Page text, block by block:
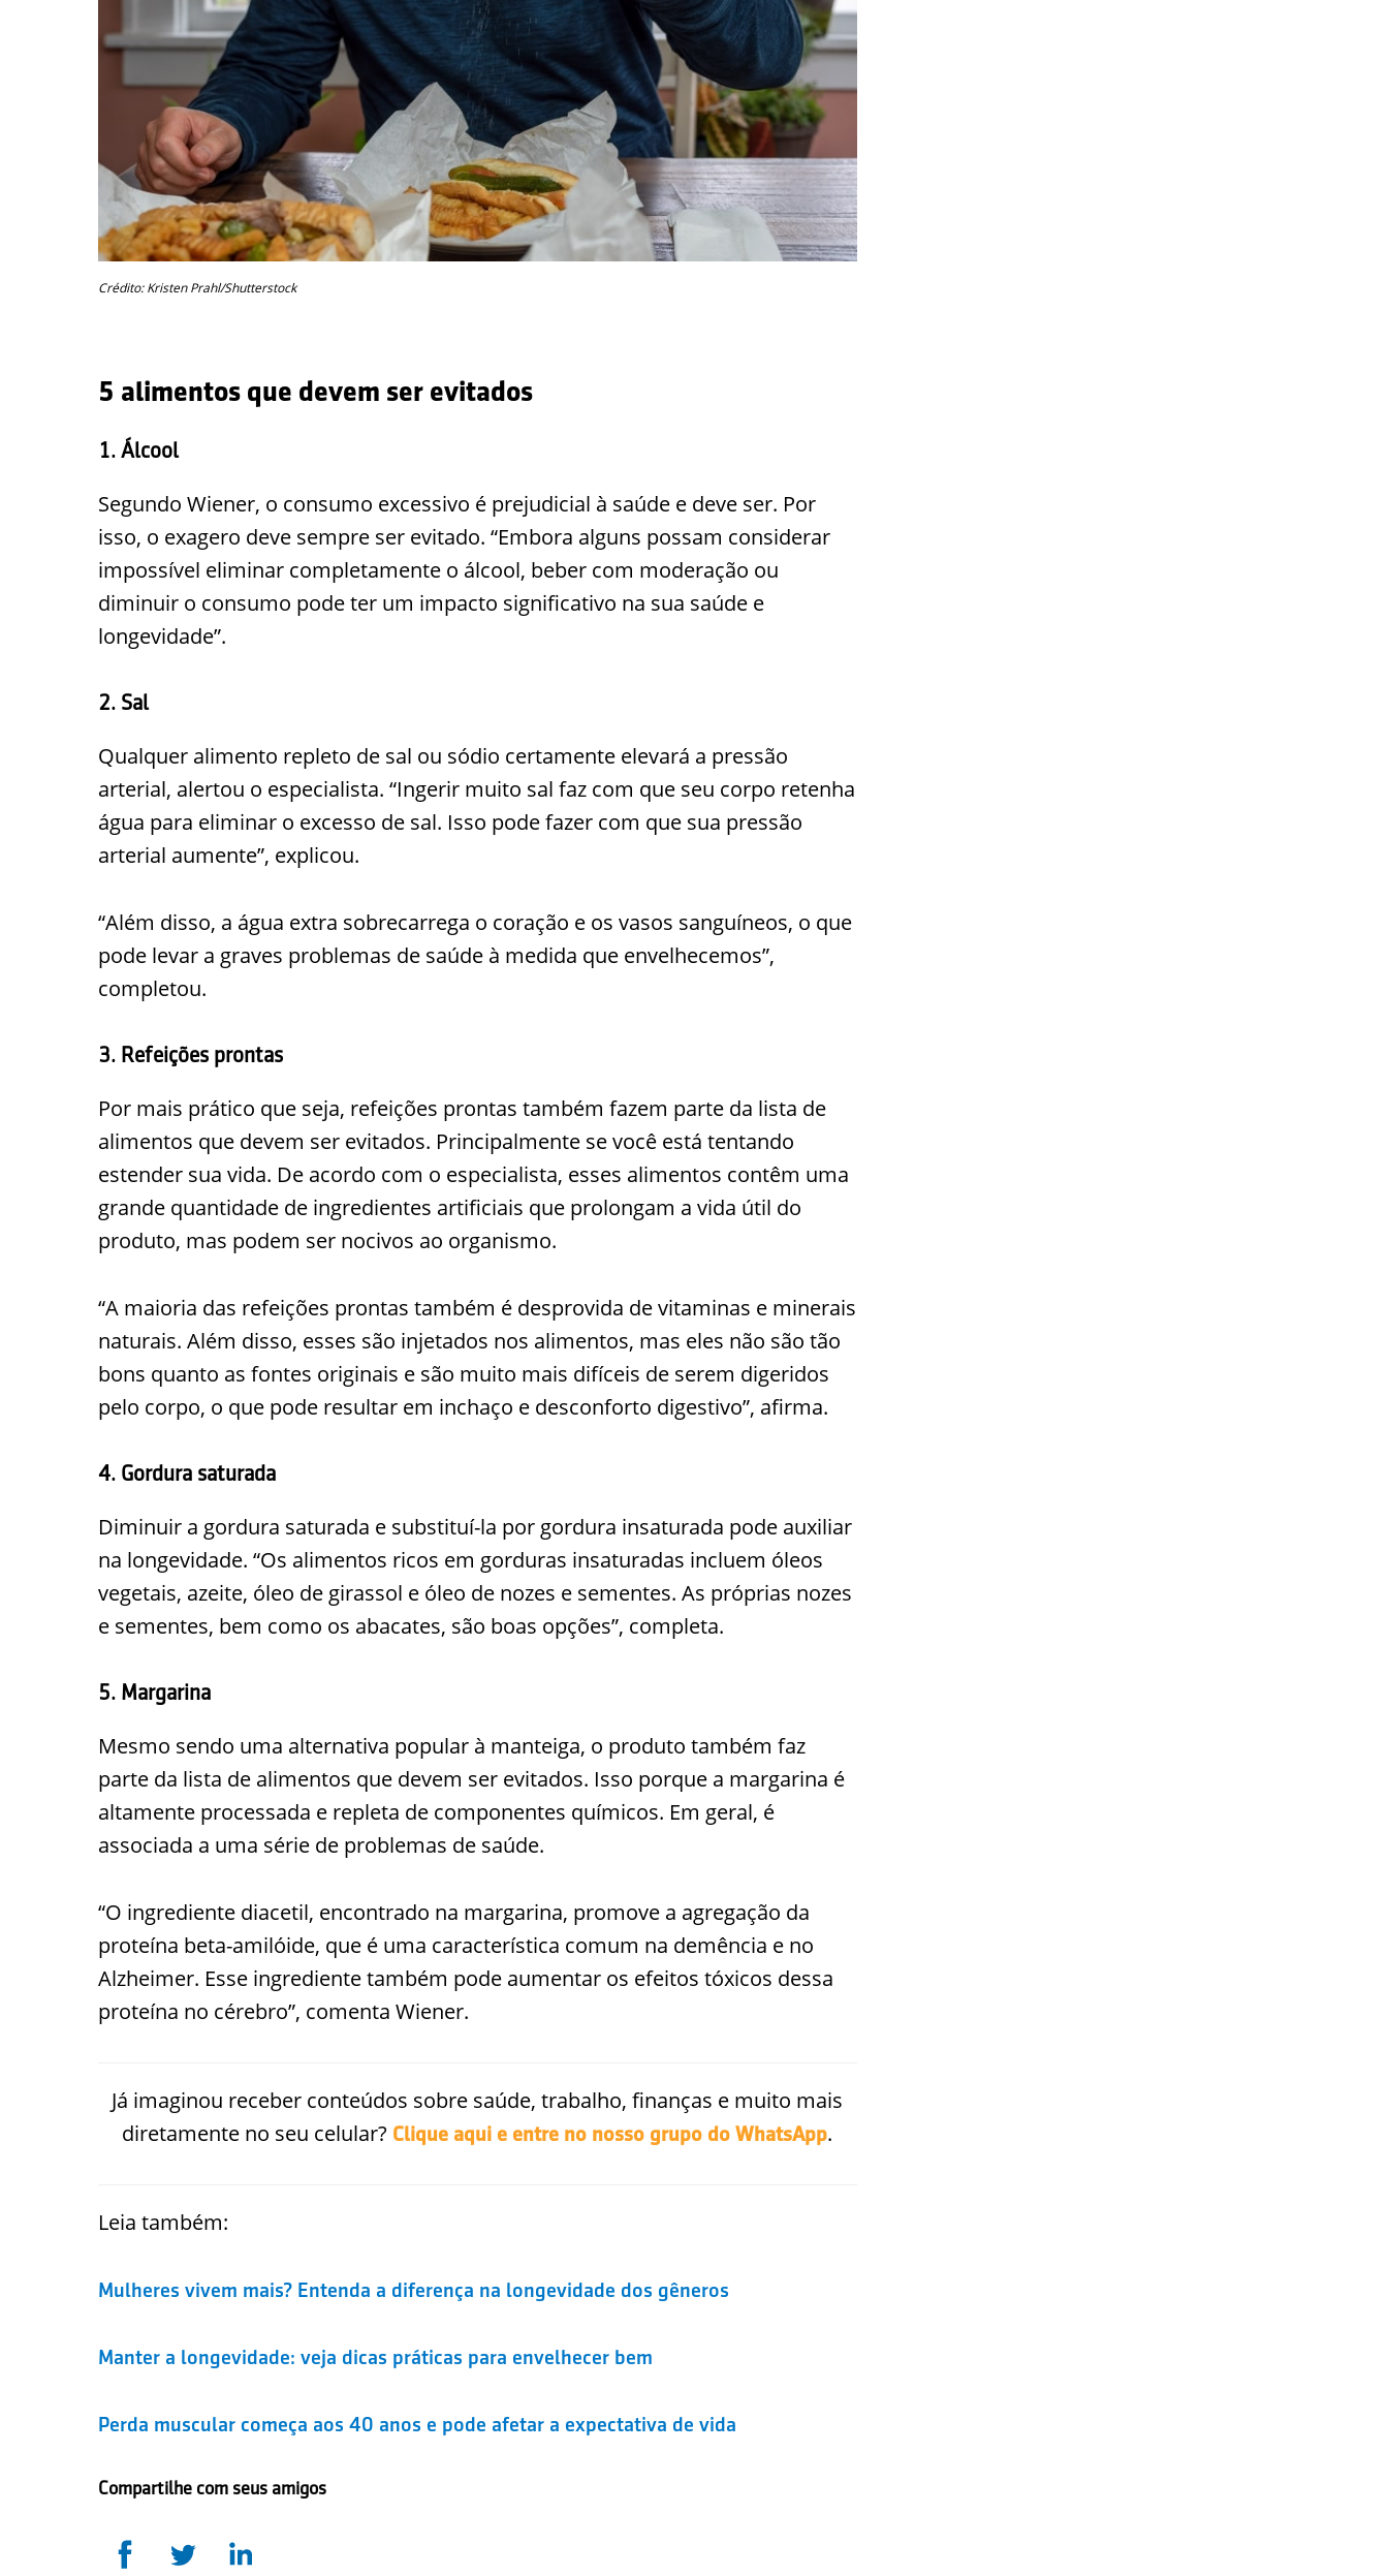
Crédito: Kristen Prahl/Shutterstock
5 alimentos que devem ser evitados
1. Álcool
Segundo Wiener, o consumo excessivo é prejudicial à saúde e deve ser. Por
isso, o exagero deve sempre ser evitado. “Embora alguns possam considerar
impossível eliminar completamente o álcool, beber com moderação ou
diminuir o consumo pode ter um impacto significativo na sua saúde e
longevidade”.
2. Sal
Qualquer alimento repleto de sal ou sódio certamente elevará a pressão
arterial, alertou o especialista. “Ingerir muito sal faz com que seu corpo retenha
água para eliminar o excesso de sal. Isso pode fazer com que sua pressão
arterial aumente”, explicou.
“Além disso, a água extra sobrecarrega o coração e os vasos sanguíneos, o que
pode levar a graves problemas de saúde à medida que envelhecemos”,
completou.
3. Refeições prontas
Por mais prático que seja, refeições prontas também fazem parte da lista de
alimentos que devem ser evitados. Principalmente se você está tentando
estender sua vida. De acordo com o especialista, esses alimentos contêm uma
grande quantidade de ingredientes artificiais que prolongam a vida útil do
produto, mas podem ser nocivos ao organismo.
“A maioria das refeições prontas também é desprovida de vitaminas e minerais
naturais. Além disso, esses são injetados nos alimentos, mas eles não são tão
bons quanto as fontes originais e são muito mais difíceis de serem digeridos
pelo corpo, o que pode resultar em inchaço e desconforto digestivo”, afirma.
4. Gordura saturada
Diminuir a gordura saturada e substituí-la por gordura insaturada pode auxiliar
na longevidade. “Os alimentos ricos em gorduras insaturadas incluem óleos
vegetais, azeite, óleo de girassol e óleo de nozes e sementes. As próprias nozes
e sementes, bem como os abacates, são boas opções”, completa.
5. Margarina
Mesmo sendo uma alternativa popular à manteiga, o produto também faz
parte da lista de alimentos que devem ser evitados. Isso porque a margarina é
altamente processada e repleta de componentes químicos. Em geral, é
associada a uma série de problemas de saúde.
“O ingrediente diacetil, encontrado na margarina, promove a agregação da
proteína beta-amilóide, que é uma característica comum na demência e no
Alzheimer. Esse ingrediente também pode aumentar os efeitos tóxicos dessa
proteína no cérebro”, comenta Wiener.
Já imaginou receber conteúdos sobre saúde, trabalho, finanças e muito mais
diretamente no seu celular? Clique aqui e entre no nosso grupo do WhatsApp.
Leia também:
Mulheres vivem mais? Entenda a diferença na longevidade dos gêneros
Manter a longevidade: veja dicas práticas para envelhecer bem
Perda muscular começa aos 40 anos e pode afetar a expectativa de vida
Compartilhe com seus amigos